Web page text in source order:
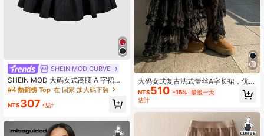
SHEIN MOD CURVE
SHEIN MOD 大码女式高腰 A 字裙，
带仿珍珠纽扣，复古宫廷风格，适合
学校、约会、派对、节日、茶会、生
日场合、夏季、复活节、狂欢节、音
#4 熱銷榜 Top 在 回家 加大碼下裝
NT$307 估計
大码女式复古法式蕾丝A字长裙，优雅
公主裙，黑色，春季款
NT$510 -15% 最後一天
估計